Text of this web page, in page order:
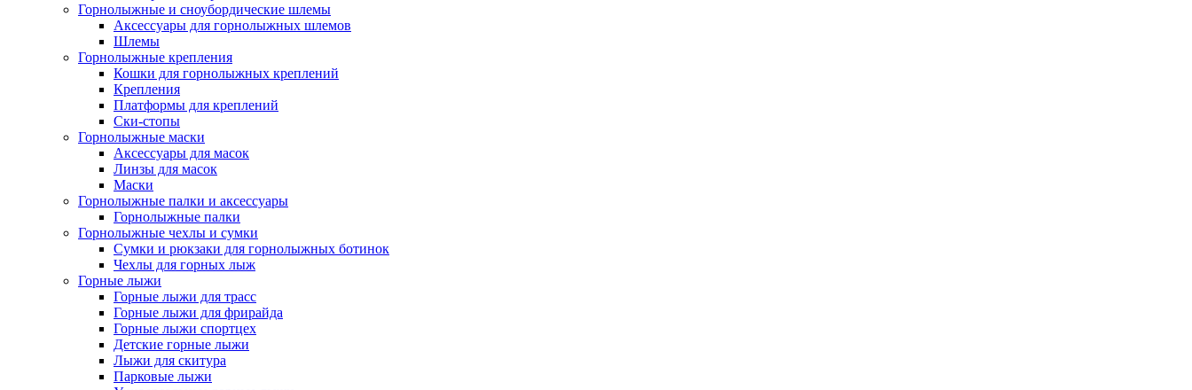
Горнолыжные и сноубордические шлемы
Аксессуары для горнолыжных шлемов
Шлемы
Горнолыжные крепления
Кошки для горнолыжных креплений
Крепления
Платформы для креплений
Ски-стопы
Горнолыжные маски
Аксессуары для масок
Линзы для масок
Маски
Горнолыжные палки и аксессуары
Горнолыжные палки
Горнолыжные чехлы и сумки
Сумки и рюкзаки для горнолыжных ботинок
Чехлы для горных лыж
Горные лыжи
Горные лыжи для трасс
Горные лыжи для фрирайда
Горные лыжи спортцех
Детские горные лыжи
Лыжи для скитура
Парковые лыжи